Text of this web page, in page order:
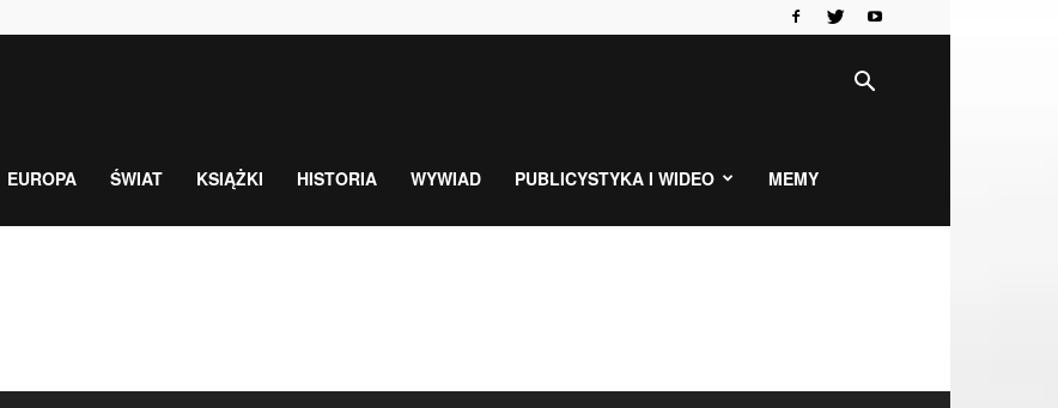
EUROPA ŚWIAT KSIĄŻKI HISTORIA WYWIAD PUBLICYSTYKA I WIDEO MEMY